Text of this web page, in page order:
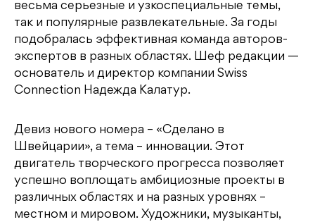
весьма серьезные и узкоспециальные темы,
так и популярные развлекательные. За годы
подобралась эффективная команда авторов-
экспертов в разных областях. Шеф редакции —
основатель и директор компании Swiss
Connection Надежда Калатур.
Девиз нового номера – «Сделано в
Швейцарии», а тема – инновации. Этот
двигатель творческого прогресса позволяет
успешно воплощать амбициозные проекты в
различных областях и на разных уровнях –
местном и мировом. Художники, музыканты,